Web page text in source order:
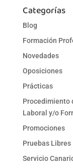
Categorías
Blog
Formación
Novedades
Oposiciones
Prácticas
Procedimiento
Laboral y/o
Promociones
Pruebas Libres
Servicio